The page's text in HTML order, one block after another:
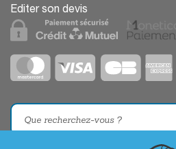
Editer son devis